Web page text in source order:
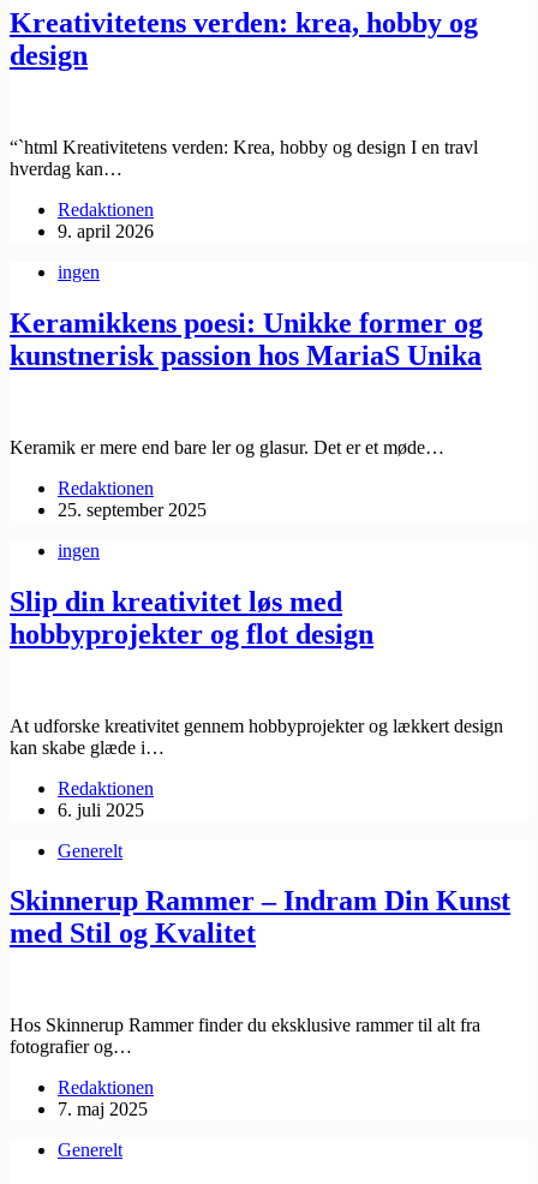
Kreativitetens verden: krea, hobby og
design
“`html Kreativitetens verden: Krea, hobby og design I en travl
hverdag kan…
Redaktionen
9. april 2026
ingen
Keramikkens poesi: Unikke former og
kunstnerisk passion hos MariaS Unika
Keramik er mere end bare ler og glasur. Det er et møde…
Redaktionen
25. september 2025
ingen
Slip din kreativitet løs med
hobbyprojekter og flot design
At udforske kreativitet gennem hobbyprojekter og lækkert design
kan skabe glæde i…
Redaktionen
6. juli 2025
Generelt
Skinnerup Rammer – Indram Din Kunst
med Stil og Kvalitet
Hos Skinnerup Rammer finder du eksklusive rammer til alt fra
fotografier og…
Redaktionen
7. maj 2025
Generelt